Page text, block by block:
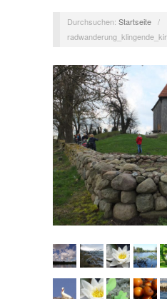
Durchsuchen: Startseite /